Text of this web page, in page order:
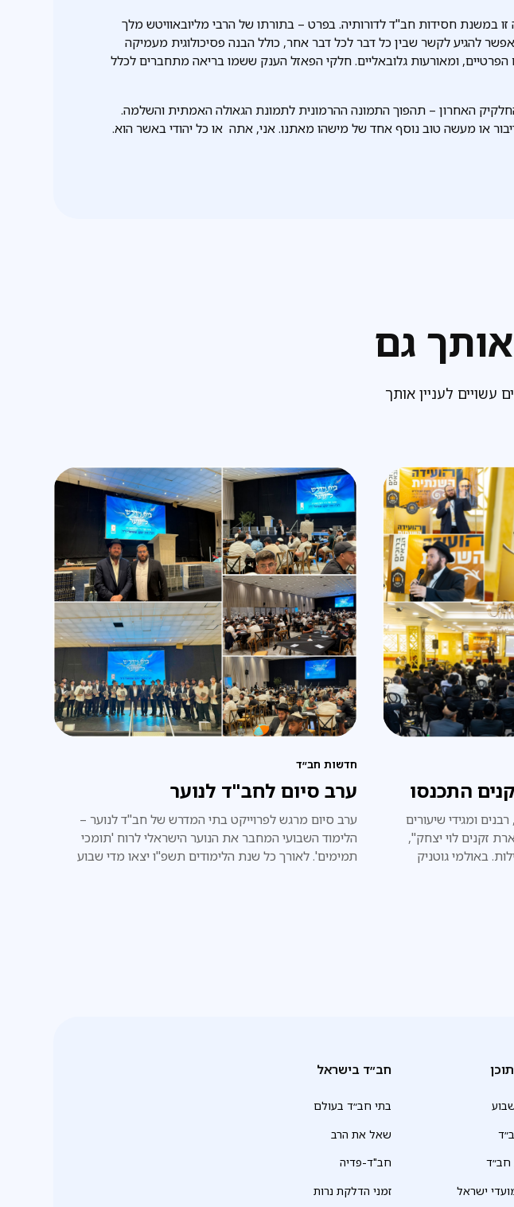
זו במשנת חסידות חב"ד לדורותיה. בפרט – בתורתו של הרבי מליובאוויטש מלך
להגיע לקשר שבין כל דבר לכל דבר אחר, כולל הבנה פסיכולוגית מעמיקה
ומאורעות גלובאליים. חלקי הפאזל הענק ששמו בריאה מתחברים לכלל
האחרון – תהפוך התמונה ההרמונית לתמונת הגאולה האמתית והשלמה.
או מעשה טוב נוסף אחד של מישהו מאתנו. אני, אתה או כל יהודי באשר הוא.
אותך גם
עשויים לעניין אותך
התכנסו
ומגידי שיעורים
זקנים לוי יצחק",
באולמי גוטניק
חדשות חב״ד
ערב סיום לחב"ד לנוער
ערב סיום מרגש לפרוייקט בתי המדרש של חב"ד לנוער –
הלימוד השבועי המחבר את הנוער הישראלי לרוח 'תומכי
תמימים'. לאורך כל שנת הלימודים תשפ"ו יצאו מדי שבוע
ישראל
חב״ד בישראל
בתי חב״ד בעולם
שאל את הרב
חב"ד-פדיה
זמני הדלקת נרות